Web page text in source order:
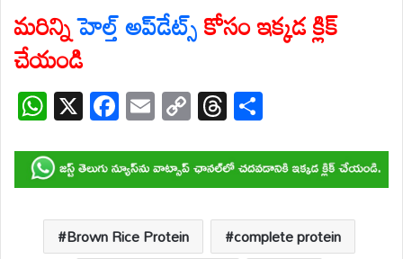
మరిన్నిహెల్త్ అప్‌డేట్స్కోసం ఇక్కడ క్లిక్
చేయండి
W
h
at
s
A
X F
ac
e
b
o
E
m
ail
C
o
p
y
Li
T
hr
e
a
d
ar
e
Brown Rice Protein
complete protein